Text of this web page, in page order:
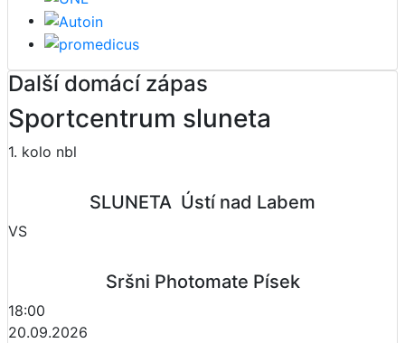
Další domácí zápas
Sportcentrum sluneta
1. kolo nbl
SLUNETA  Ústí nad Labem
VS
Sršni Photomate Písek
18:00
20.09.2026